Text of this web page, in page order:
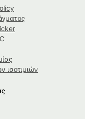
ισοτιμιών